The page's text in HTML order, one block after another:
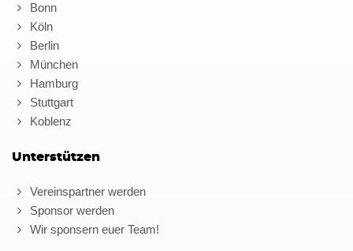
Bonn
Köln
Berlin
München
Hamburg
Stuttgart
Koblenz
Unterstützen
Vereinspartner werden
Sponsor werden
Wir sponsern euer Team!